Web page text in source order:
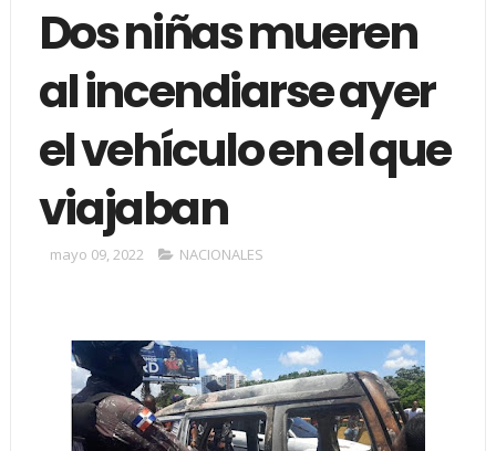
Dos niñas mueren
al incendiarse ayer
el vehículo en el que
viajaban
mayo 09, 2022 NACIONALES